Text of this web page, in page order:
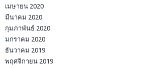
เมษายน 2020
มีนาคม 2020
กุมภาพันธ์ 2020
มกราคม 2020
ธันวาคม 2019
พฤศจิกายน 2019